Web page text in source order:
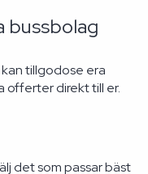
bussbolag
tillgodose era
offerter direkt till er.
det som passar bäst